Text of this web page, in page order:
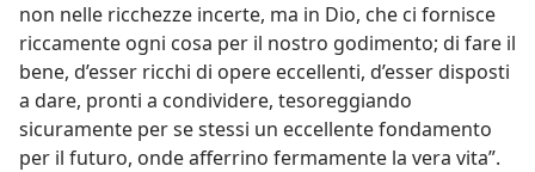
non nelle ricchezze incerte, ma in Dio, che ci fornisce
riccamente ogni cosa per il nostro godimento; di fare il
bene, d’esser ricchi di opere eccellenti, d’esser disposti
a dare, pronti a condividere, tesoreggiando
sicuramente per se stessi un eccellente fondamento
per il futuro, onde afferrino fermamente la vera vita”.